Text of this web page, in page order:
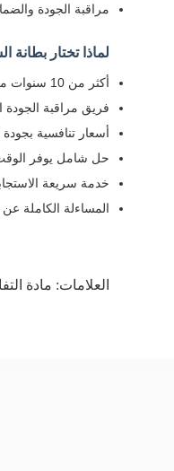
مراقبة الجودة
لماذا تختار بطانة
أكثر من 10 سنوات من الخبرة المتخصصة في صناعة إكسسوارات الملابس
فريق مراقبة الجودة
أسعار تنافسية
حل شامل يوفر
خدمة سريعة
المساءلة الكاملة عن
العلامات: مادة